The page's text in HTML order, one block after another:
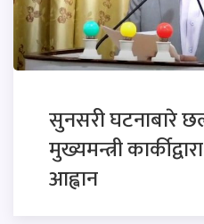
सुनसरी घटनाबारे
मुख्यमन्त्री
आह्वान